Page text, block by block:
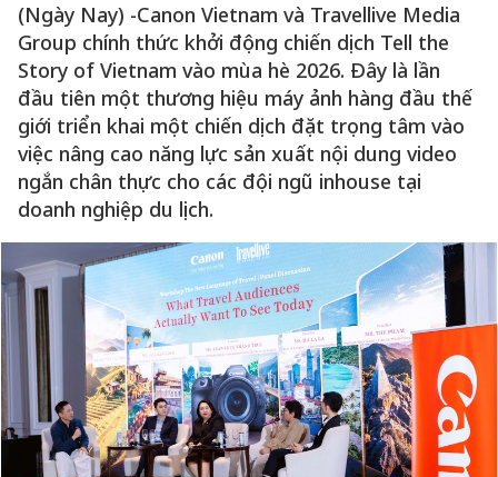
(Ngày Nay) -Canon Vietnam và Travellive Media
Group chính thức khởi động chiến dịch Tell the
Story of Vietnam vào mùa hè 2026. Đây là lần
đầu tiên một thương hiệu máy ảnh hàng đầu thế
giới triển khai một chiến dịch đặt trọng tâm vào
việc nâng cao năng lực sản xuất nội dung video
ngắn chân thực cho các đội ngũ inhouse tại
doanh nghiệp du lịch.